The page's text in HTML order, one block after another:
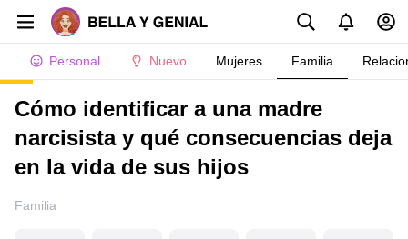
Personal Nuevo Mujeres Familia
Cómo identificar a una madre
narcisista y qué consecuencias deja
en la vida de sus hijos
Familia